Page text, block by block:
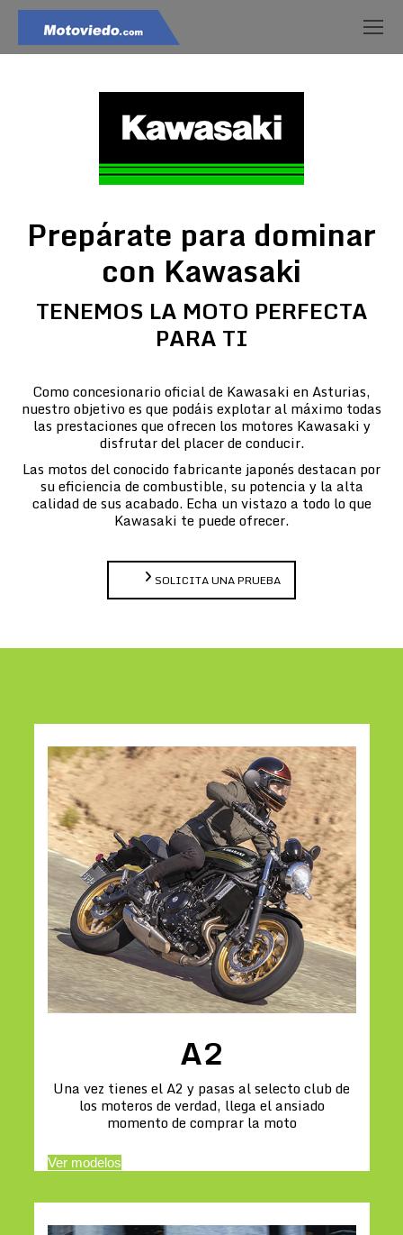
Prepárate para dominar
con Kawasaki
TENEMOS LA MOTO PERFECTA
PARA TI
Como concesionario oficial de Kawasaki en Asturias,
nuestro objetivo es que podáis explotar al máximo todas
las prestaciones que ofrecen los motores Kawasaki y
disfrutar del placer de conducir.
Las motos del conocido fabricante japonés destacan por
su eficiencia de combustible, su potencia y la alta
calidad de sus acabado. Echa un vistazo a todo lo que
Kawasaki te puede ofrecer.
SOLICITA UNA PRUEBA
A2
Una vez tienes el A2 y pasas al selecto club de
los moteros de verdad, llega el ansiado
momento de comprar la moto
Ver modelos